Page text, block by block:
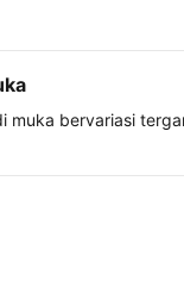
muka bervariasi